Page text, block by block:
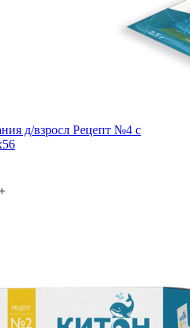
д/взросл Рецепт №4 с